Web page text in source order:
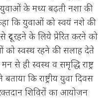
के मध्य बढ़ती नशा की
कहा कि युवाओं को स्वयं नशे की
दूर रहने के लिये प्रेरित करने को
को स्वस्थ रहने की सलाह देते
से ही स्वस्थ व समृद्धि राष्ट्र
बताया कि राष्ट्रीय युवा दिवस
शिविरों का आयोजन